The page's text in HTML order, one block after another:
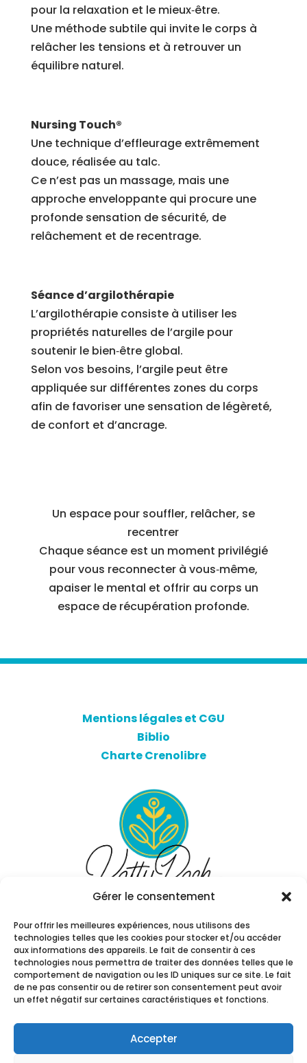
Gérer le consentement
Pour offrir les meilleures expériences, nous utilisons des
technologies telles que les cookies pour stocker et/ou accéder
aux informations des appareils. Le fait de consentir à ces
technologies nous permettra de traiter des données telles que le
comportement de navigation ou les ID uniques sur ce site. Le fait
de ne pas consentir ou de retirer son consentement peut avoir
un effet négatif sur certaines caractéristiques et fonctions.
Accepter
pour la relaxation et le mieux‑être.
Une méthode subtile qui invite le corps à
relâcher les tensions et à retrouver un
équilibre naturel.
Nursing Touch®
Une technique d’effleurage extrêmement
douce, réalisée au talc.
Ce n’est pas un massage, mais une
approche enveloppante qui procure une
profonde sensation de sécurité, de
relâchement et de recentrage.
Séance d’argilothérapie
L’argilothérapie consiste à utiliser les
propriétés naturelles de l’argile pour
soutenir le bien‑être global.
Selon vos besoins, l’argile peut être
appliquée sur différentes zones du corps
afin de favoriser une sensation de légèreté,
de confort et d’ancrage.
Un espace pour souffler, relâcher, se
recentrer
Chaque séance est un moment privilégié
pour vous reconnecter à vous‑même,
apaiser le mental et offrir au corps un
espace de récupération profonde.
Mentions légales et CGU
Biblio
Charte Crenolibre
réservés. Communication visuelle par
Forma